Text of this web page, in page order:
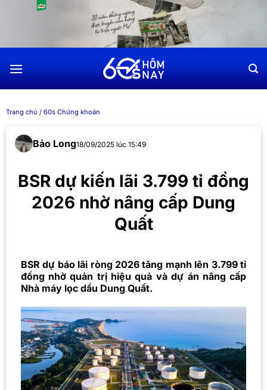
dung
Trang chủ / 60s Chứng khoán
Bảo Long18/09/2025 lúc 15:49
BSR dự kiến lãi 3.799 tỉ đồng
2026 nhờ nâng cấp Dung
Quất
BSR dự báo lãi ròng 2026 tăng mạnh lên 3.799 tỉ
đồng nhờ quản trị hiệu quả và dự án nâng cấp
Nhà máy lọc dầu Dung Quất.